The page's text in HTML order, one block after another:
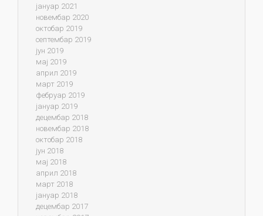
јануар 2021
новембар 2020
октобар 2019
септембар 2019
јун 2019
мај 2019
април 2019
март 2019
фебруар 2019
јануар 2019
децембар 2018
новембар 2018
октобар 2018
јун 2018
мај 2018
април 2018
март 2018
јануар 2018
децембар 2017